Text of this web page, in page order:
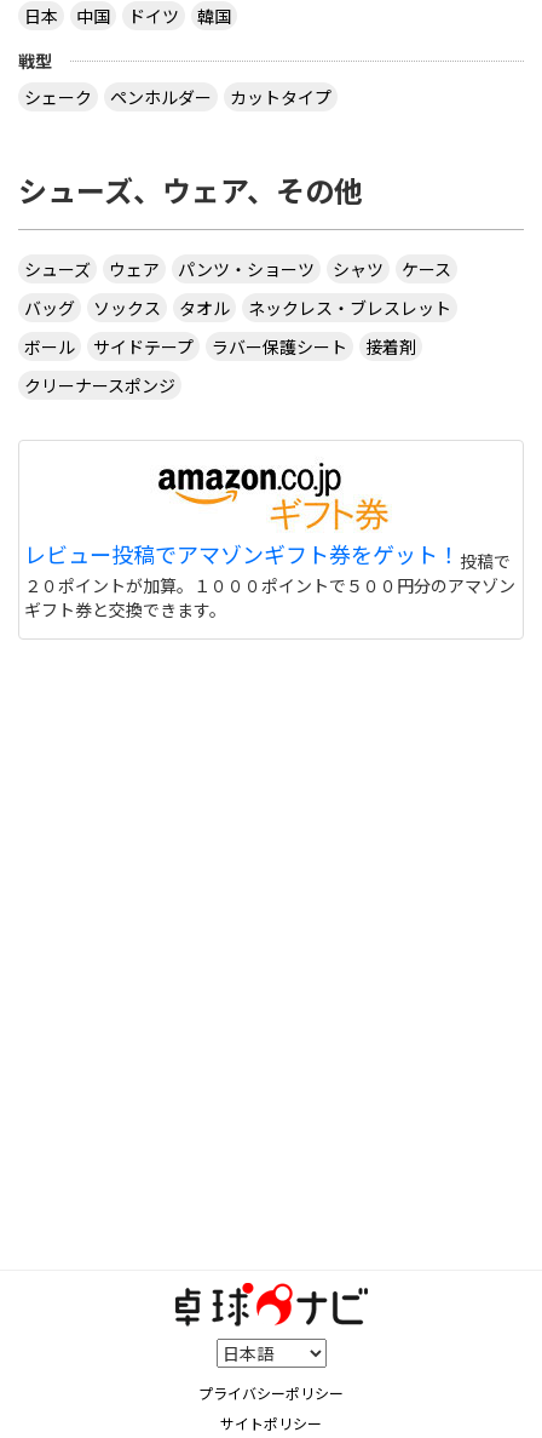
日本
中国 ドイツ
韓国
戦型
シェーク
ペンホルダー カットタイプ
シューズ、ウェア、その他
シューズ ウェア パンツ・ショーツ シャツ
ケース
バッグ
ソックス タオル
ネックレス・ブレスレット
ボール
サイドテープ ラバー保護シート
接着剤
クリーナースポンジ
レビュー投稿でアマゾンギフト券をゲット！ 投稿で
２０ポイントが加算。１０００ポイントで５００円分のアマゾン
ギフト券と交換できます。
プライバシーポリシー
サイトポリシー